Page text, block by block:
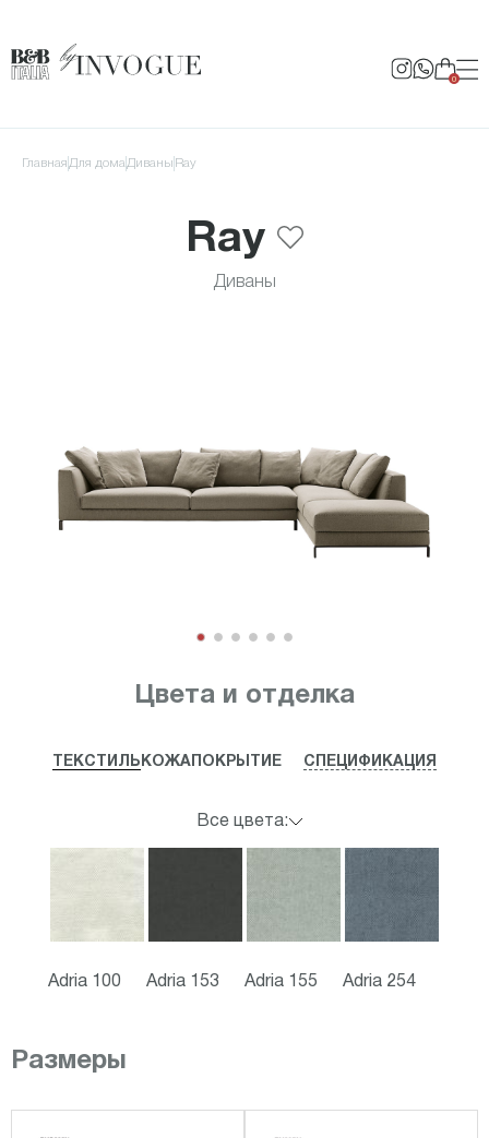
0
Главная для дома Диваны Ray
Ray
Диваны
Цвета и отделка
ТЕКСТИЛЬ КОЖА ПОКРЫТИЕ СПЕЦИФИКАЦИЯ
Все цвета:
Adria 100 Adria 153 Adria 155 Adria 254
Размеры